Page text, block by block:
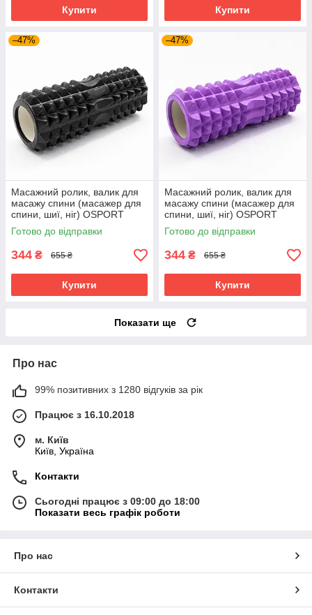
Купити Купити
–47%
Масажний ролик, валик для
масажу спини (масажер для
спини, шиї, ніг) OSPORT
33*13см (MS 0857-4) Чорний
Готово до відправки
344 ₴ 655 ₴
Купити
–47%
Масажний ролик, валик для
масажу спини (масажер для
спини, шиї, ніг) OSPORT
33*13см (MS 0857-4)
Фіолетовий
Готово до відправки
344 ₴ 655 ₴
Купити
Показати ще
Про нас
99% позитивних з 1280 відгуків за рік
Працює з 16.10.2018
м. Київ
Київ, Україна
Контакти
Сьогодні працює з 09:00 до 18:00
Показати весь графік роботи
Про нас
Контакти